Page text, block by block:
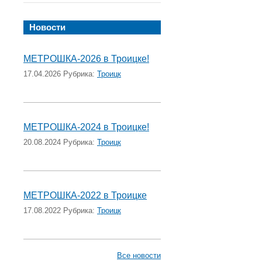
Новости
МЕТРОШКА-2026 в Троицке!
17.04.2026 Рубрика: Троицк
МЕТРОШКА-2024 в Троицке!
20.08.2024 Рубрика: Троицк
МЕТРОШКА-2022 в Троицке
17.08.2022 Рубрика: Троицк
Все новости